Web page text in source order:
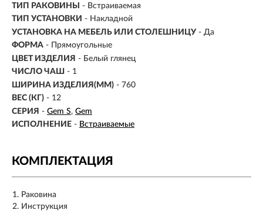
ТИП РАКОВИНЫ
- Встраиваемая
ТИП УСТАНОВКИ - Накладной
УСТАНОВКА НА МЕБЕЛЬ ИЛИ СТОЛЕШНИЦУ - Да
ФОРМА - Прямоугольные
ЦВЕТ ИЗДЕЛИЯ - Белый глянец
ЧИСЛО ЧАШ - 1
ШИРИНА ИЗДЕЛИЯ(ММ) - 760
ВЕС (КГ) - 12
СЕРИЯ - Gem S Gem
ИСПОЛНЕНИЕ - Встраиваемые
КОМПЛЕКТАЦИЯ
Раковина
Инструкция